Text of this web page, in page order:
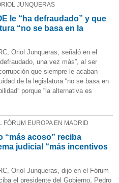
JUNQUERAS
le “ha defraudado” y que
“no se basa en la
Oriol Junqueras, señaló en el
una vez más”, al ser
que siempre le acaban
de la legislatura “no se basa en
porque “la alternativa es
FÓRUM EUROPA EN MADRID
“más acoso” reciba
judicial “más incentivos
Oriol Junqueras, dijo en el Fórum
el presidente del Gobierno, Pedro